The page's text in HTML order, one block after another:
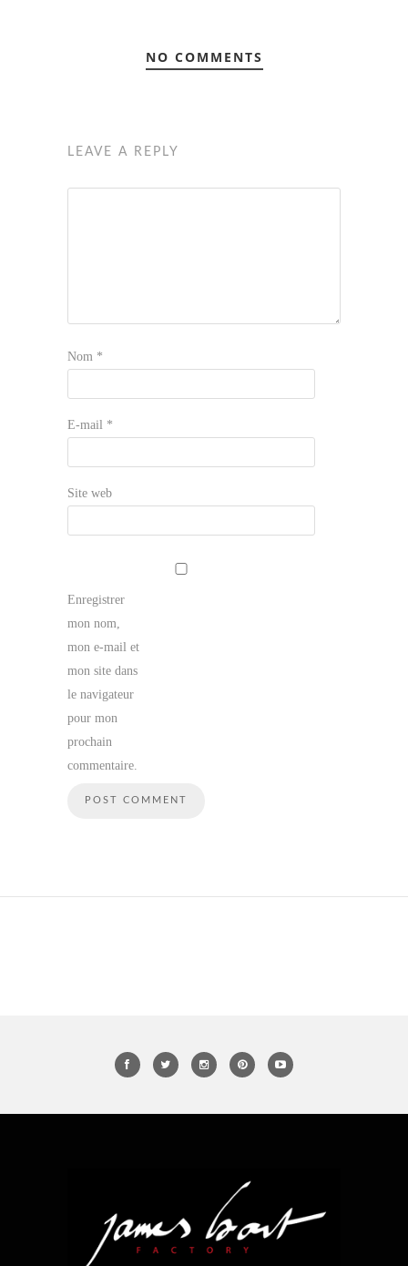
NO COMMENTS
LEAVE A REPLY
Nom *
E-mail *
Site web
Enregistrer
mon nom,
mon e-mail et
mon site dans
le navigateur
pour mon
prochain
commentaire.